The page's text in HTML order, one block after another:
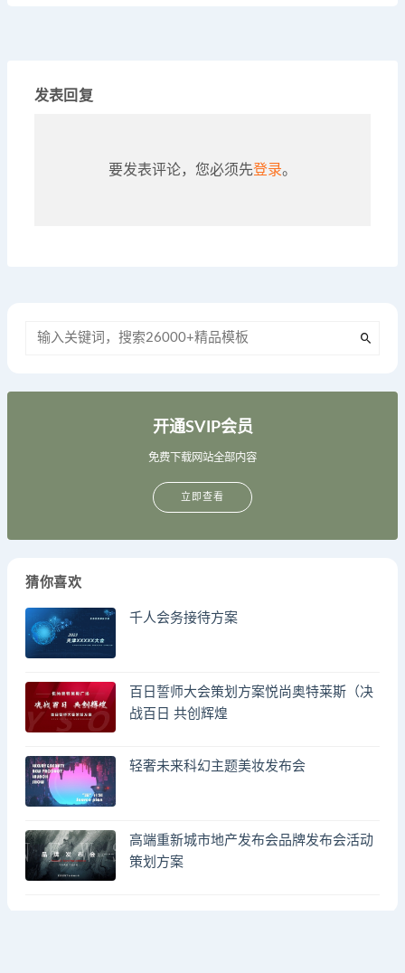
发表回复
要发表评论，您必须先登录。
开通SVIP会员
免费下载网站全部内容
立即查看
猜你喜欢
千人会务接待方案
百日誓师大会策划方案悦尚奥特莱斯（决
战百日 共创辉煌
轻奢未来科幻主题美妆发布会
高端重新城市地产发布会品牌发布会活动
策划方案